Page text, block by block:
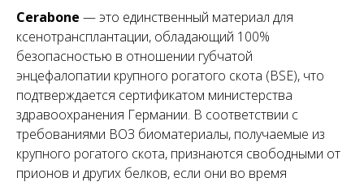
Cerabone — это единственный материал для
ксенотрансплантации, обладающий 100%
безопасностью в отношении губчатой
энцефалопатии крупного рогатого скота (BSE), что
подтверждается сертификатом министерства
здравоохранения Германии. В соответствии с
требованиями ВОЗ биоматериалы, получаемые из
крупного рогатого скота, признаются свободными от
прионов и других белков, если они во время